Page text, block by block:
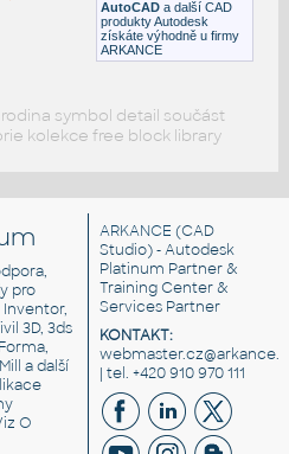
AutoCAD a další CAD
produkty Autodesk
získáte výhodně u firmy
ARKANCE
symbol detail součást
kolekce free block library
pro
Inventor,
3D, 3ds
a další
O
ARKANCE (CAD
Studio) - Autodesk
Platinum Partner &
Training Center &
Services Partner
KONTAKT:
| tel. +420 910 970 111